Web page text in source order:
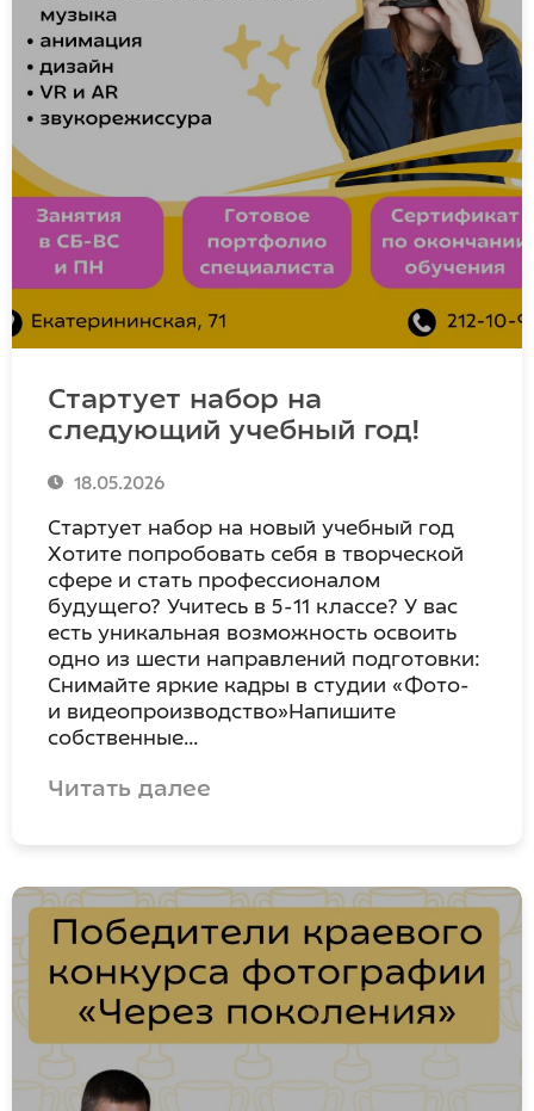
Стартует набор на
следующий учебный год!
18.05.2026
Стартует набор на новый учебный год
Хотите попробовать себя в творческой
сфере и стать профессионалом
будущего? Учитесь в 5-11 классе? У вас
есть уникальная возможность освоить
одно из шести направлений подготовки:
Снимайте яркие кадры в студии «Фото-
и видеопроизводство»Напишите
собственные…
Читать далее